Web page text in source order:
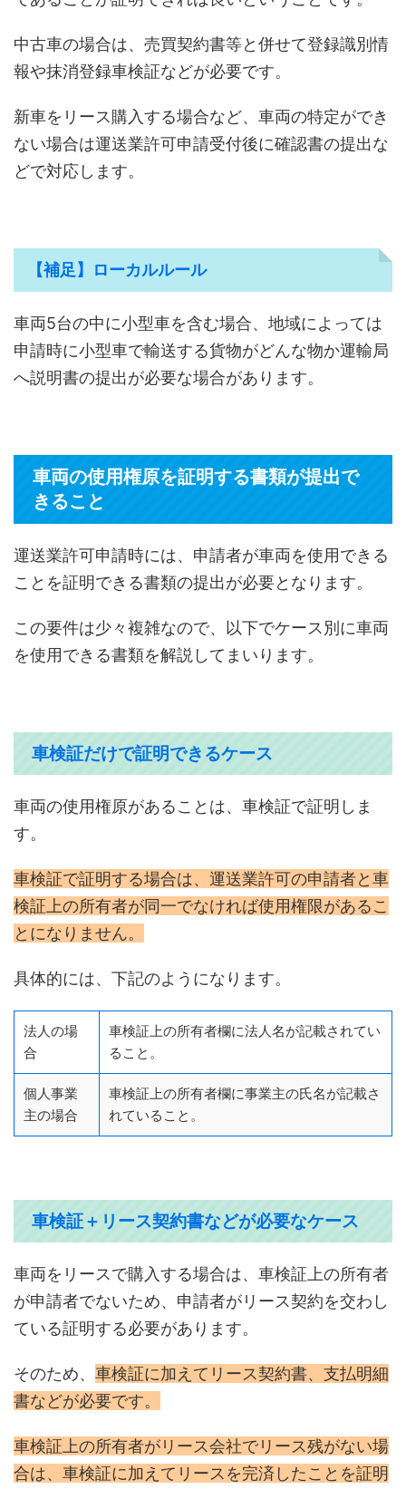
中古車の場合は、売買契約書等と併せて登録識別情
報や抹消登録車検証などが必要です。
新車をリース購入する場合など、車両の特定ができ
ない場合は運送業許可申請受付後に確認書の提出な
どで対応します。
【補足】ローカルルール
車両5台の中に小型車を含む場合、地域によっては
申請時に小型車で輸送する貨物がどんな物か運輸局
へ説明書の提出が必要な場合があります。
車両の使用権原を証明する書類が提出で
きること
運送業許可申請時には、申請者が車両を使用できる
ことを証明できる書類の提出が必要となります。
この要件は少々複雑なので、以下でケース別に車両
を使用できる書類を解説してまいります。
車検証だけで証明できるケース
車両の使用権原があることは、車検証で証明しま
す。
車検証で証明する場合は、運送業許可の申請者と車
検証上の所有者が同一でなければ使用権限があるこ
とになりません。
具体的には、下記のようになります。
法人の場
合
車検証上の所有者欄に法人名が記載されてい
ること。
個人事業
主の場合
車検証上の所有者欄に事業主の氏名が記載さ
れていること。
車検証＋リース契約書などが必要なケース
車両をリースで購入する場合は、車検証上の所有者
が申請者でないため、申請者がリース契約を交わし
ている証明する必要があります。
そのため、 車検証に加えてリース契約書、支払明細
書などが必要です。
車検証上の所有者がリース会社でリース残がない場
合は、車検証に加えてリースを完済したことを証明